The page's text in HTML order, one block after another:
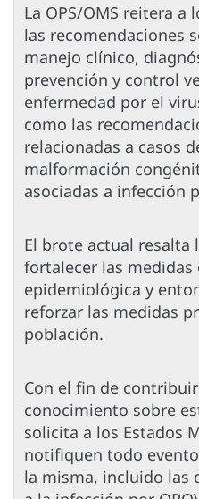
La OPS/OMS reitera a
las recomendaciones
manejo clínico,
prevención y control
enfermedad por el
como las
relacionadas a casos
malformación
asociadas a infección
El brote actual resalta
fortalecer las medidas
epidemiológica y
reforzar las medidas
población.
Con el fin de
conocimiento sobre
solicita a los Estados
notifiquen todo
la misma, incluido las